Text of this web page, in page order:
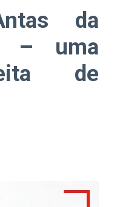
da
– uma
de